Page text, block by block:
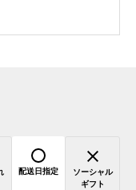
配送日指定
ソーシャル
ギフト